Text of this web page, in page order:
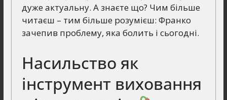
дуже актуальну. А знаєте що? Чим більше
читаєш – тим більше розумієш: Франко
зачепив проблему, яка болить і сьогодні.
Насильство як
інструмент виховання